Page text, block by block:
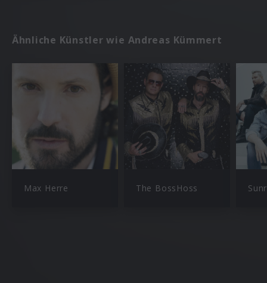
Ähnliche Künstler wie Andreas Kümmert
Max Herre The BossHoss